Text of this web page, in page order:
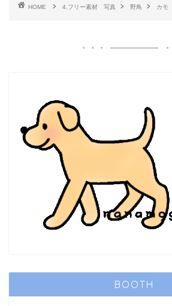
HOME 4.フリー素材 写真 野鳥 カモ
BOOTH